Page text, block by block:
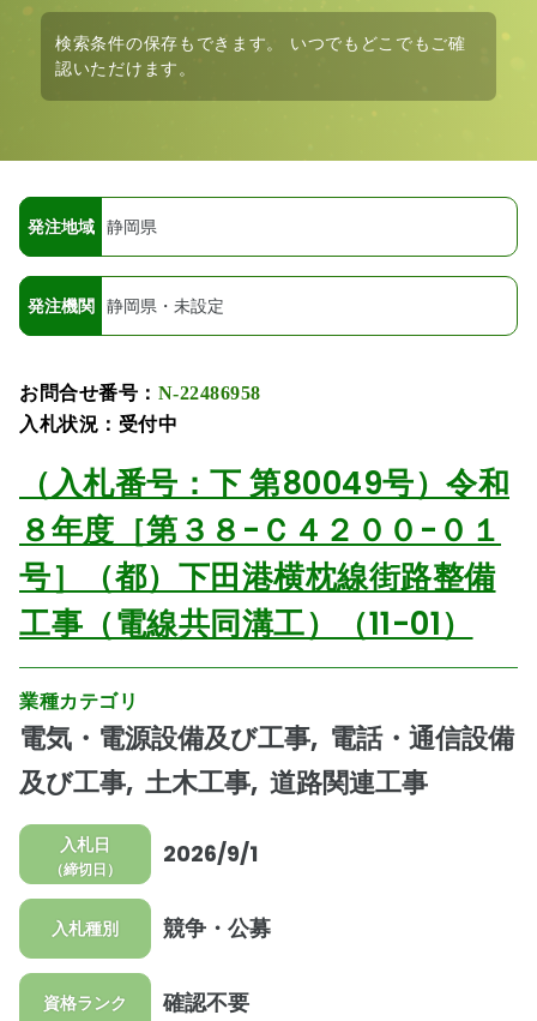
検索条件の保存も できます。 いつでもどこでもご確
認いただけます。
発注地域 静岡県
発注機関 静岡県・未設定
お問合せ番号： N-22486958
入札状況：受付中
（入札番号：下 第80049号）令和
８年度［第３８-Ｃ４２００-０１
号］（都）下田港横枕線街路整備
工事（電線共同溝工）（11-01）
業種カテゴリ
電気・電源設備及び工事 電話・通信設備
及び工事 土木工事 道路関連工事
入札日
（締切日）
2026/9/1
入札種別 競争・公募
資格ランク 確認不要